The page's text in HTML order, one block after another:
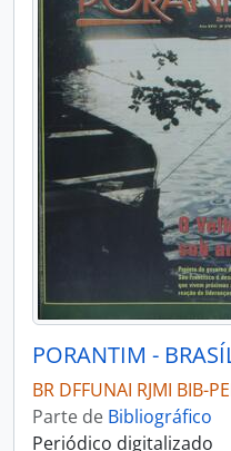
BR DFFUNAI RJMI BIB-
Parte de Bibliográfico
Periódico digitalizado